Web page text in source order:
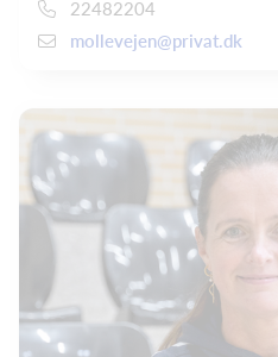
22482204
mollevejen@privat.dk